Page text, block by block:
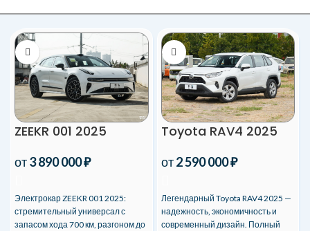
ZEEKR 001 2025
от3 890 000₽
Электрокар ZEEKR 001 2025:
стремительный универсал с
запасом хода 700 км, разгоном до
Toyota RAV4 2025
от2 590 000₽
Легендарный Toyota RAV4 2025 —
надежность, экономичность и
современный дизайн. Полный